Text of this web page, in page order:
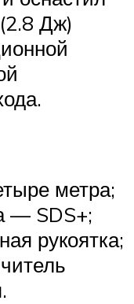
Дж)
метра;
— SDS+;
рукоятка;